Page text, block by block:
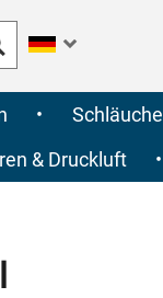
• Schläuche
& Druckluft •